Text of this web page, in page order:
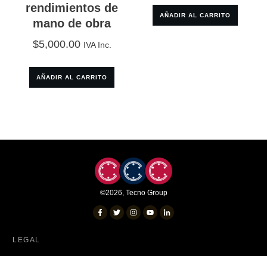
rendimientos de
mano de obra
$5,000.00 IVA Inc.
AÑADIR AL CARRITO
AÑADIR AL CARRITO
©2026, Tecno Group
LEGAL